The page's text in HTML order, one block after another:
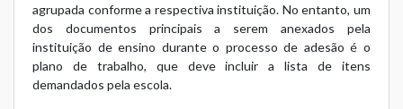
agrupada conforme a respectiva instituição. No entanto, um
dos documentos principais a serem anexados pela
instituição de ensino durante o processo de adesão é o
plano de trabalho, que deve incluir a lista de itens
demandados pela escola.